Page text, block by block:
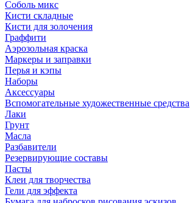
Соболь микс
Кисти складные
Кисти для золочения
Граффити
Аэрозольная краска
Маркеры и заправки
Перья и кэпы
Наборы
Аксессуары
Вспомогательные художественные средства
Лаки
Грунт
Масла
Разбавители
Резервирующие составы
Пасты
Клеи для творчества
Гели для эффекта